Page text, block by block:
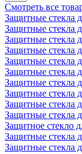
Смотреть все
Защитные стекла
Защитные стекла
Защитные стекла
Защитные стекла
Защитные стекла
Защитные стекла
Защитные стекла
Защитные стекла
Защитные стекла
Защитные стекла
Защитное стекло
Защитные стекла
Защитные стекла